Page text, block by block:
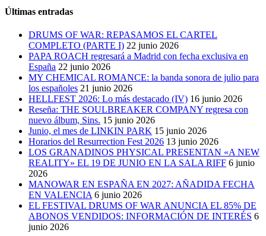
Últimas entradas
DRUMS OF WAR: REPASAMOS EL CARTEL
COMPLETO (PARTE I) 22 junio 2026
PAPA ROACH regresará a Madrid con fecha exclusiva en
España 22 junio 2026
MY CHEMICAL ROMANCE: la banda sonora de julio para
los españoles 21 junio 2026
HELLFEST 2026: Lo más destacado (IV) 16 junio 2026
Reseña: THE SOULBREAKER COMPANY regresa con
nuevo álbum, Sins. 15 junio 2026
Junio, el mes de LINKIN PARK 15 junio 2026
Horarios del Resurrection Fest 2026 13 junio 2026
LOS GRANADINOS PHYSICAL PRESENTAN «A NEW
REALITY» EL 19 DE JUNIO EN LA SALA RIFF 6 junio
2026
MANOWAR EN ESPAÑA EN 2027: AÑADIDA FECHA
EN VALENCIA 6 junio 2026
EL FESTIVAL DRUMS OF WAR ANUNCIA EL 85% DE
ABONOS VENDIDOS: INFORMACIÓN DE INTERÉS 6
junio 2026